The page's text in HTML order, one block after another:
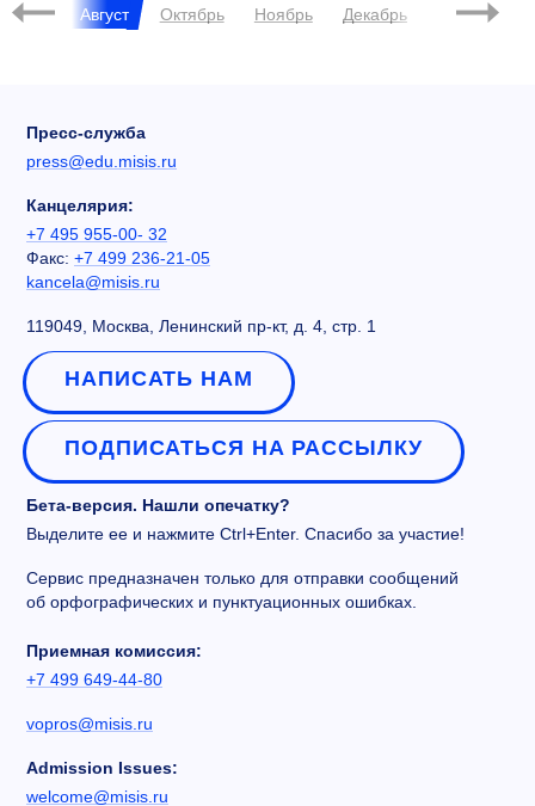
Июль Август Октябрь Ноябрь Декабрь
Март
Пресс-служба
press@edu.misis.ru
Канцелярия:
+7 495 955-00- 32
Факс: +7 499 236-21-05
kancela@misis.ru
119049, Москва, Ленинский пр-кт, д. 4, стр. 1
НАПИСАТЬ НАМ
ПОДПИСАТЬСЯ НА РАССЫЛКУ
Бета-версия. Нашли опечатку?
Выделите ее и нажмите Ctrl+Enter. Спасибо за участие!
Сервис предназначен только для отправки сообщений
об орфографических и пунктуационных ошибках.
Приемная комиссия:
+7 499 649-44-80
vopros@misis.ru
Admission Issues:
welcome@misis.ru